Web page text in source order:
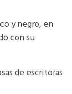
y negro, en
con su
de escritoras